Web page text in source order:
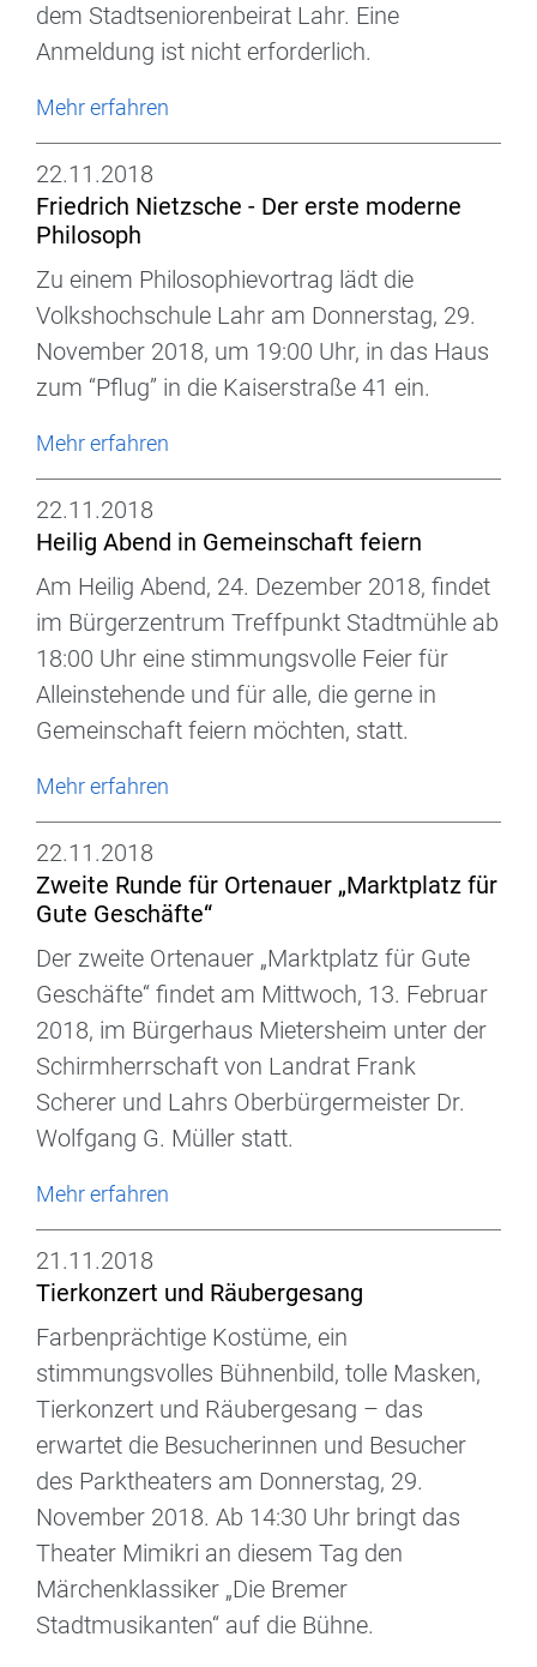
dem Stadtseniorenbeirat Lahr. Eine
Anmeldung ist nicht erforderlich.
Mehr erfahren
22.11.2018
Friedrich Nietzsche - Der erste moderne
Philosoph
Zu einem Philosophievortrag lädt die
Volkshochschule Lahr am Donnerstag, 29.
November 2018, um 19:00 Uhr, in das Haus
zum “Pflug” in die Kaiserstraße 41 ein.
Mehr erfahren
22.11.2018
Heilig Abend in Gemeinschaft feiern
Am Heilig Abend, 24. Dezember 2018, findet
im Bürgerzentrum Treffpunkt Stadtmühle ab
18:00 Uhr eine stimmungsvolle Feier für
Alleinstehende und für alle, die gerne in
Gemeinschaft feiern möchten, statt.
Mehr erfahren
22.11.2018
Zweite Runde für Ortenauer „Marktplatz für
Gute Geschäfte“
Der zweite Ortenauer „Marktplatz für Gute
Geschäfte“ findet am Mittwoch, 13. Februar
2018, im Bürgerhaus Mietersheim unter der
Schirmherrschaft von Landrat Frank
Scherer und Lahrs Oberbürgermeister Dr.
Wolfgang G. Müller statt.
Mehr erfahren
21.11.2018
Tierkonzert und Räubergesang
Farbenprächtige Kostüme, ein
stimmungsvolles Bühnenbild, tolle Masken,
Tierkonzert und Räubergesang – das
erwartet die Besucherinnen und Besucher
des Parktheaters am Donnerstag, 29.
November 2018. Ab 14:30 Uhr bringt das
Theater Mimikri an diesem Tag den
Märchenklassiker „Die Bremer
Stadtmusikanten“ auf die Bühne.